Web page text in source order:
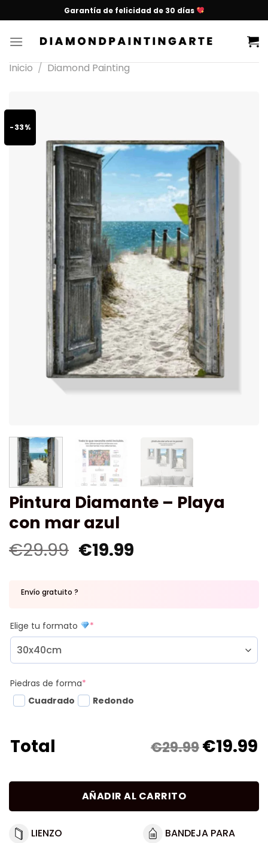
Garantía de felicidad de 30 días
Inicio / Diamond Painting
-33%
Pintura Diamante – Playa
con mar azul
€29.99 €19.99
Envío gratuito ?
Elige tu formato *
Piedras de forma*
Cuadrado
Redondo
Total €29.99€19.99
AÑADIR AL CARRITO
LIENZO
BANDEJA PARA